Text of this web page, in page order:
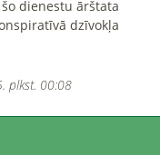
dienestu ārštata
dzīvokļa
plkst. 00:08